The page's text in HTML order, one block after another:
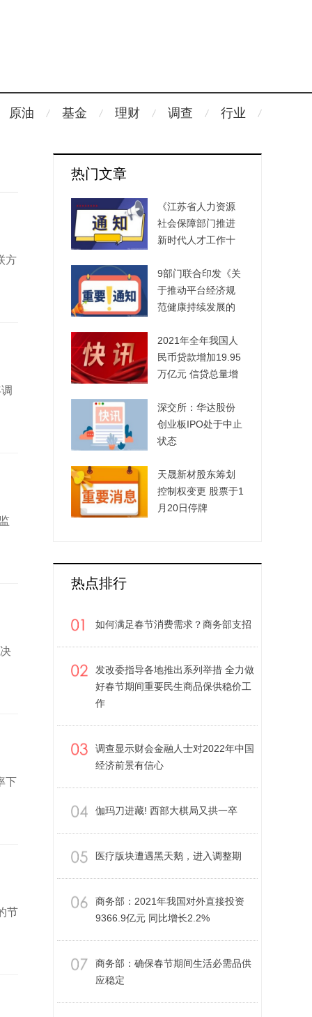
原油 基金 理财 调查 行业
方
下
节
热门文章
《江苏省人力资源
社会保障部门推进
新时代人才工作十
9部门联合印发《关
于推动平台经济规
范健康持续发展的
2021年全年我国人
民币贷款增加19.95
万亿元 信贷总量增
增强
深交所：华达股份
创业板IPO处于中止
状态
天晟新材股东筹划
控制权变更 股票于1
月20日停牌
热点排行
如何满足春节消费需求？商务部支招
发改委指导各地推出系列举措 全力做
好春节期间重要民生商品保供稳价工
作
调查显示财会金融人士对2022年中国
经济前景有信心
伽玛刀进藏! 西部大棋局又拱一卒
医疗版块遭遇黑天鹅，进入调整期
商务部：2021年我国对外直接投资
9366.9亿元 同比增长2.2%
商务部：确保春节期间生活必需品供
应稳定